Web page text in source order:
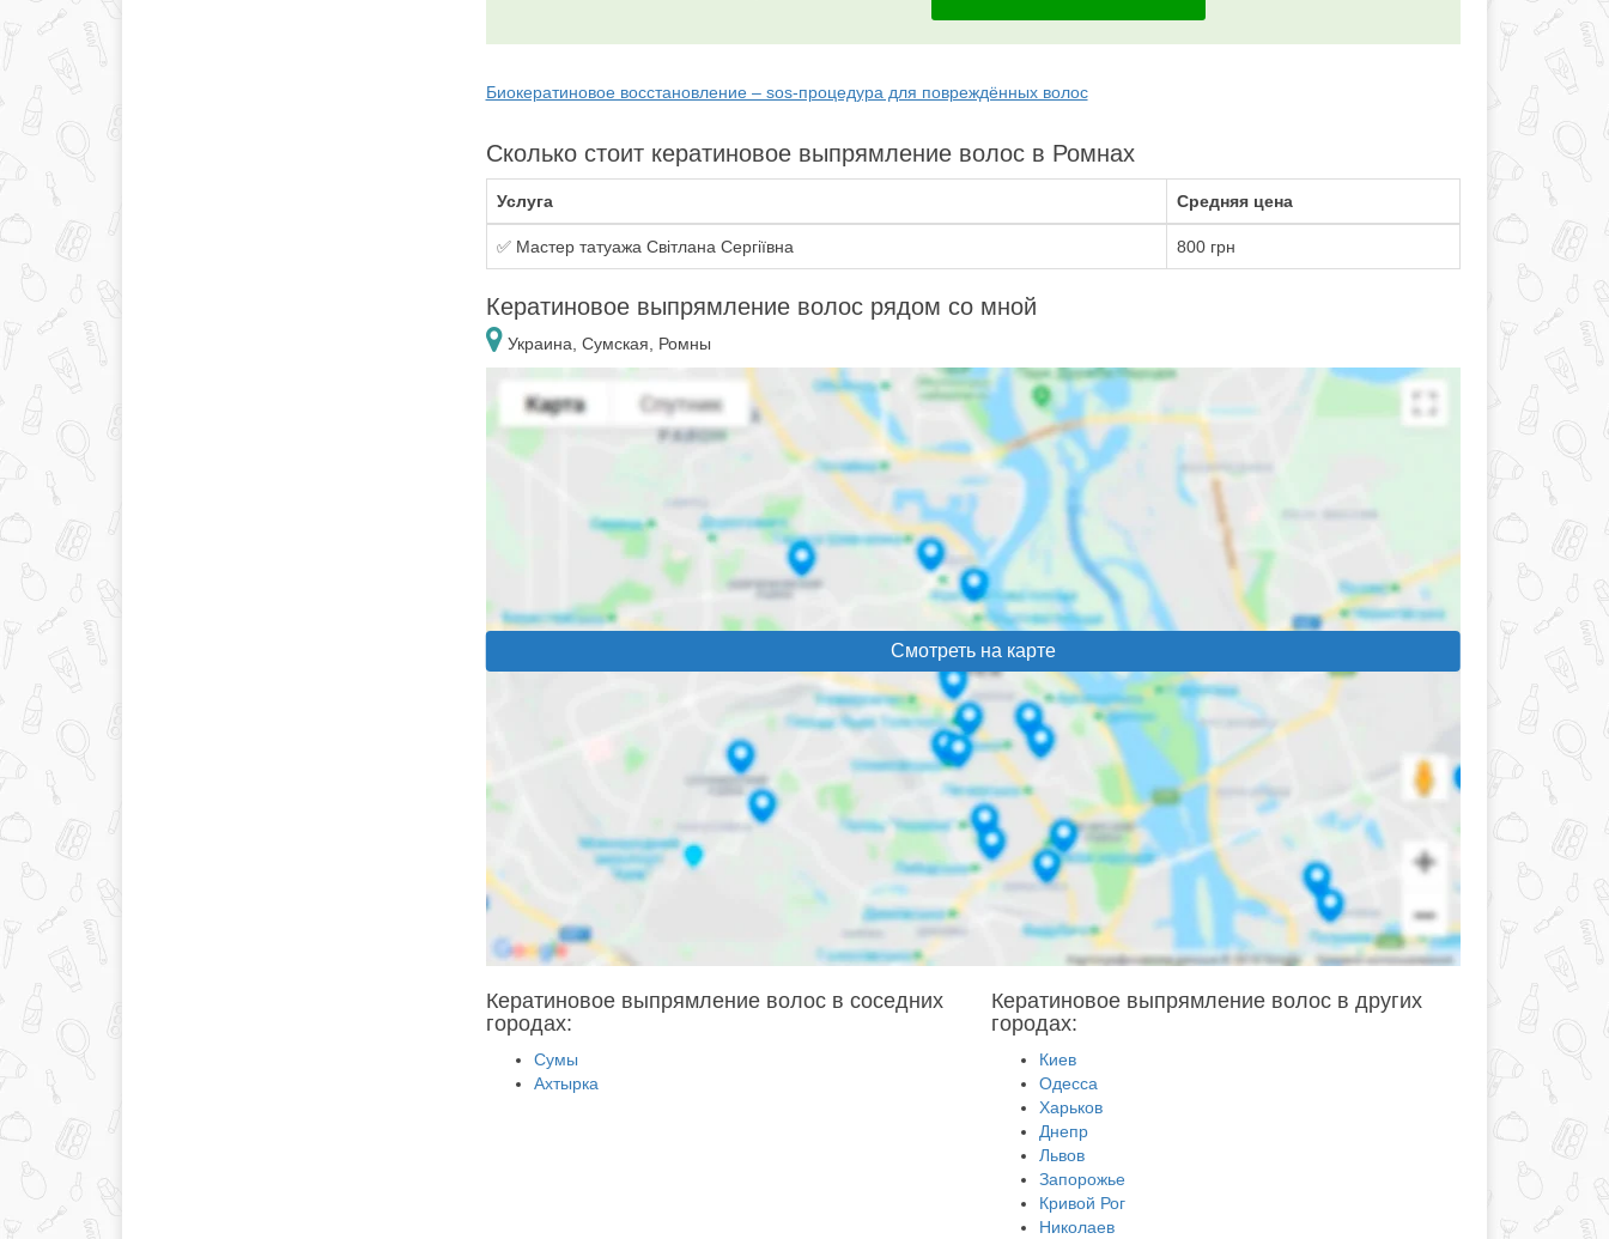
Биокератиновое восстановление – sos-процедура для повреждённых волос
Сколько стоит кератиновое выпрямление волос в Ромнах
Услуга Средняя цена
✅ Мастер татуажа Світлана Сергіївна 800 грн
Кератиновое выпрямление волос рядом со мной
Украина, Сумская, Ромны
Смотреть на карте
Кератиновое выпрямление волос в соседних
городах:
Сумы
Ахтырка
Кератиновое выпрямление волос в других
городах:
Киев
Одесса
Харьков
Днепр
Львов
Запорожье
Кривой Рог
Николаев